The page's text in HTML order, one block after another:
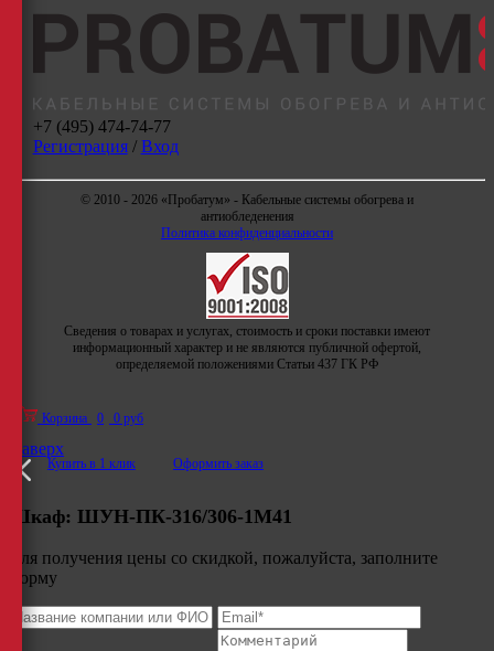
+7 (495) 474-74-77
Регистрация/ Вход
© 2010 - 2026 «Пробатум» - Кабельные системы обогрева и
антиобледенения
Политика конфиденциальности
Сведения о товарах и услугах, стоимость и сроки поставки имеют
информационный характер и не являются публичной офертой,
определяемой положениями Статьи 437 ГК РФ
Корзина 0 0 руб
Купить в 1 клик Оформить заказ
Наверх
Шкаф: ШУН-ПК-316/306-1М41
Для получения цены со скидкой, пожалуйста, заполните
форму